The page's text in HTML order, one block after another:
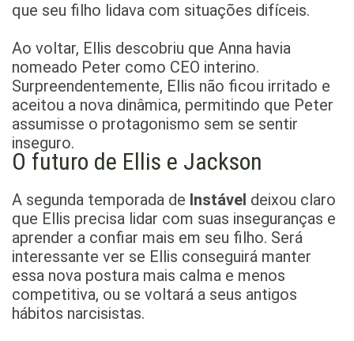
que seu filho lidava com situações difíceis.
Ao voltar, Ellis descobriu que Anna havia
nomeado Peter como CEO interino.
Surpreendentemente, Ellis não ficou irritado e
aceitou a nova dinâmica, permitindo que Peter
assumisse o protagonismo sem se sentir
inseguro.
O futuro de Ellis e Jackson
A segunda temporada de Instável deixou claro
que Ellis precisa lidar com suas inseguranças e
aprender a confiar mais em seu filho. Será
interessante ver se Ellis conseguirá manter
essa nova postura mais calma e menos
competitiva, ou se voltará a seus antigos
hábitos narcisistas.